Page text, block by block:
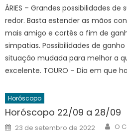
ÁRIES – Grandes possibilidades
redor. Basta estender as mãos
mais amigo e cortês a fim de
simpatias. Possibilidades de
situação mudada para melhor a
excelente. TOURO – Dia em que
Horóscopo
Horóscopo 22/09 a 28/09
Posted
on
23 de setembro de 2022 O